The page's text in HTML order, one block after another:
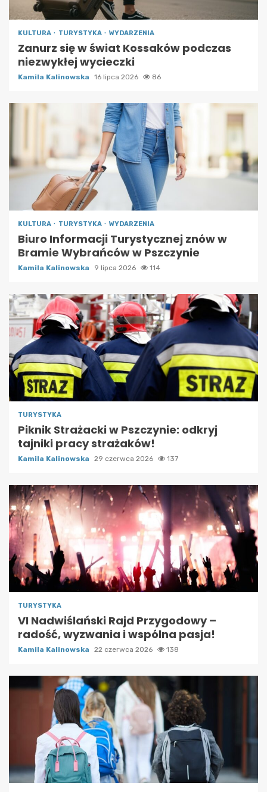
KULTURA TURYSTYKA WYDARZENIA
Zanurz się w świat Kossaków podczas
niezwykłej wycieczki
Kamila Kalinowska 16 lipca 2026 86
KULTURA TURYSTYKA WYDARZENIA
Biuro Informacji Turystycznej znów w
Bramie Wybrańców w Pszczynie
Kamila Kalinowska 9 lipca 2026 114
TURYSTYKA
Piknik Strażacki w Pszczynie: odkryj
tajniki pracy strażaków!
Kamila Kalinowska 29 czerwca 2026 137
TURYSTYKA
VI Nadwiślański Rajd Przygodowy –
radość, wyzwania i wspólna pasja!
Kamila Kalinowska 22 czerwca 2026 138